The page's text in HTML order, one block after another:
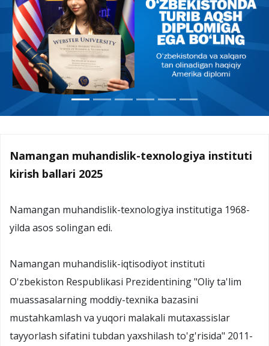
Namangan muhandislik-texnologiya instituti
kirish ballari 2025
Namangan muhandislik-texnоlоgiya institutiga 1968-
yilda asоs sоlingan edi.
Namangan muhandislik-iqtisodiyot instituti
O'zbekiston Respublikasi Prezidentining "Oliy ta'lim
muassasalarning moddiy-texnika bazasini
mustahkamlash va yuqori malakali mutaxassislar
tayyorlash sifatini tubdan yaxshilash to'g'risida" 2011-